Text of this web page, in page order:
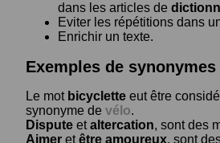
dans les articles de
Eviter les répétitions dans
Enrichir un texte.
Exemples de synonymes
Le mot bicyclette eut être
synonyme de vélo.
Dispute etaltercation, sont des
Aimer etêtre amoureux, sont